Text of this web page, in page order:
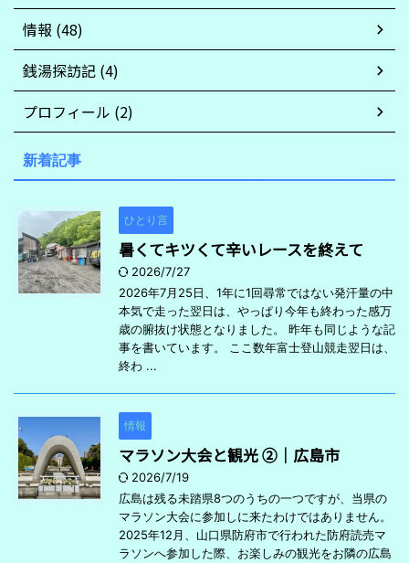
情報 (48)
銭湯探訪記 (4)
プロフィール (2)
新着記事
ひとり言
暑くてキツくて辛いレースを終えて
2026/7/27
2026年7月25日、1年に1回尋常ではない発汗量の中
本気で走った翌日は、やっぱり今年も終わった感万
歳の腑抜け状態となりました。 昨年も同じような記
事を書いています。 ここ数年富士登山競走翌日は、
終わ ...
情報
マラソン大会と観光 ②｜広島市
2026/7/19
広島は残る未踏県8つのうちの一つですが、当県の
マラソン大会に参加しに来たわけではありません。
2025年12月、山口県防府市で行われた防府読売マ
ラソンへ参加した際、お楽しみの観光をお隣の広島